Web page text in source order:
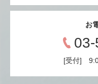
お
[受付]